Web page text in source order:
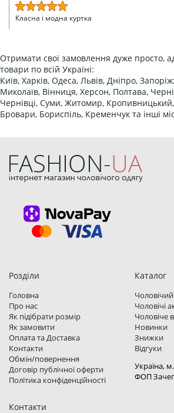
Класна і модна куртка
Отримати свої замовлення дуже просто,
товари по всій Україні:
Київ, Харків, Одеса, Львів, Дніпро,
Миколаїв, Вінниця, Херсон, Полтава,
Чернівці, Суми, Житомир,
Бровари, Бориспіль, Кременчук та інші
Розділи
Головна
Про нас
Як підібрати розмір
Як замовити
Оплата та Доставка
Контакти
Обмін/повернення
Договір публічної оферти
Політика конфіденційності
Каталог
Чоловічі
Чоловіче
Новинки
Знижки
Відгуки
Україна,
ФОП
Контакти